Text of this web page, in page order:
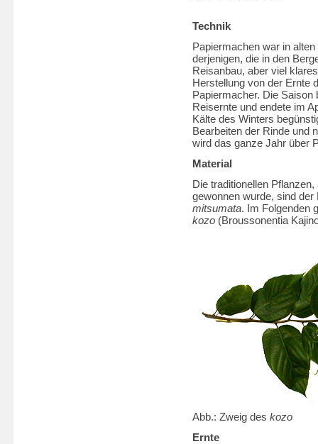
Technik
Papiermachen war in
derjenigen, die in den
Reisanbau, aber viel
Herstellung von der Ernte
Papiermacher. Die
Reisernte und endete im
Kälte des Winters
Bearbeiten der Rinde und
wird das ganze Jahr über
Material
Die traditionellen
gewonnen wurde, sind
mitsumata. Im Folgenden
kozo (Broussonentia
Abb.: Zweig des kozo
Ernte